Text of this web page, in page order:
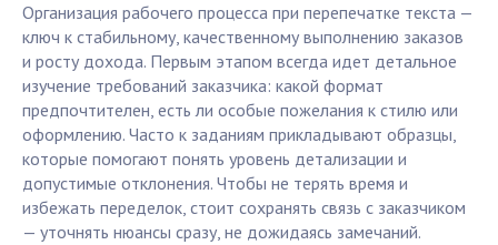
Организация рабочего процесса при перепечатке текста —
ключ к стабильному, качественному выполнению заказов
и росту дохода. Первым этапом всегда идет детальное
изучение требований заказчика: какой формат
предпочтителен, есть ли особые пожелания к стилю или
оформлению. Часто к заданиям прикладывают образцы,
которые помогают понять уровень детализации и
допустимые отклонения. Чтобы не терять время и
избежать переделок, стоит сохранять связь с заказчиком
— уточнять нюансы сразу, не дожидаясь замечаний.